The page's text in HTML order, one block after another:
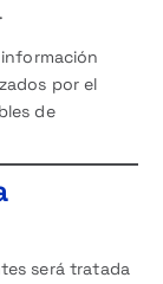
por el
de
será tratada